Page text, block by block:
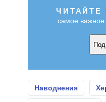
ЧИТАЙТЕ
самое
Наводнения